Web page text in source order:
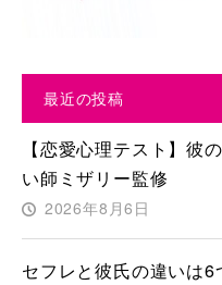
最近の投稿
【恋愛心理テスト】彼
い師ミザリー監修
2026年8月6日
セフレと彼氏の違いは